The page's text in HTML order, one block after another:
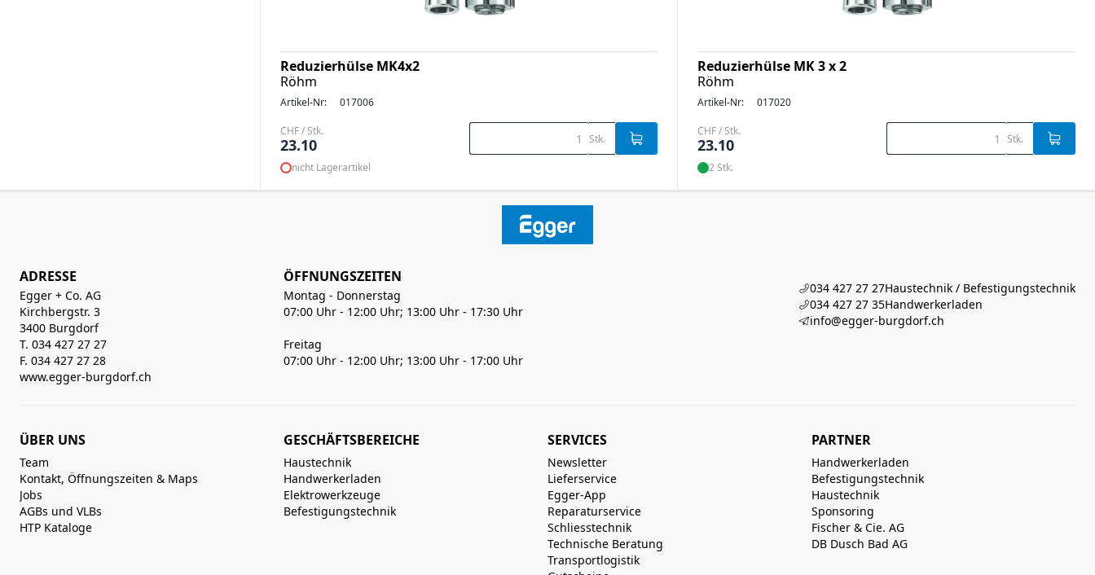
Reduzierhülse MK4x2
Röhm
Artikel-Nr: 017006
CHF / Stk.
23.10 Stk.
nicht Lagerartikel
Reduzierhülse MK 3 x 2
Röhm
Artikel-Nr: 017020
CHF / Stk.
23.10 Stk.
2 Stk.
ADRESSE
Egger + Co. AG
Kirchbergstr. 3
3400 Burgdorf
T. 034 427 27 27
F. 034 427 27 28
www.egger-burgdorf.ch
ÖFFNUNGSZEITEN
Montag - Donnerstag
07:00 Uhr - 12:00 Uhr; 13:00 Uhr - 17:30 Uhr
Freitag
07:00 Uhr - 12:00 Uhr; 13:00 Uhr - 17:00 Uhr
034 427 27 27Haustechnik / Befestigungstechnik
034 427 27 35Handwerkerladen
info@egger-burgdorf.ch
ÜBER UNS
Team
Kontakt, Öffnungszeiten & Maps
Jobs
AGBs und VLBs
HTP Kataloge
GESCHÄFTSBEREICHE
Haustechnik
Handwerkerladen
Elektrowerkzeuge
Befestigungstechnik
SERVICES
Newsletter
Lieferservice
Egger-App
Reparaturservice
Schliesstechnik
Technische Beratung
Transportlogistik
PARTNER
Handwerkerladen
Befestigungstechnik
Haustechnik
Sponsoring
Fischer & Cie. AG
DB Dusch Bad AG